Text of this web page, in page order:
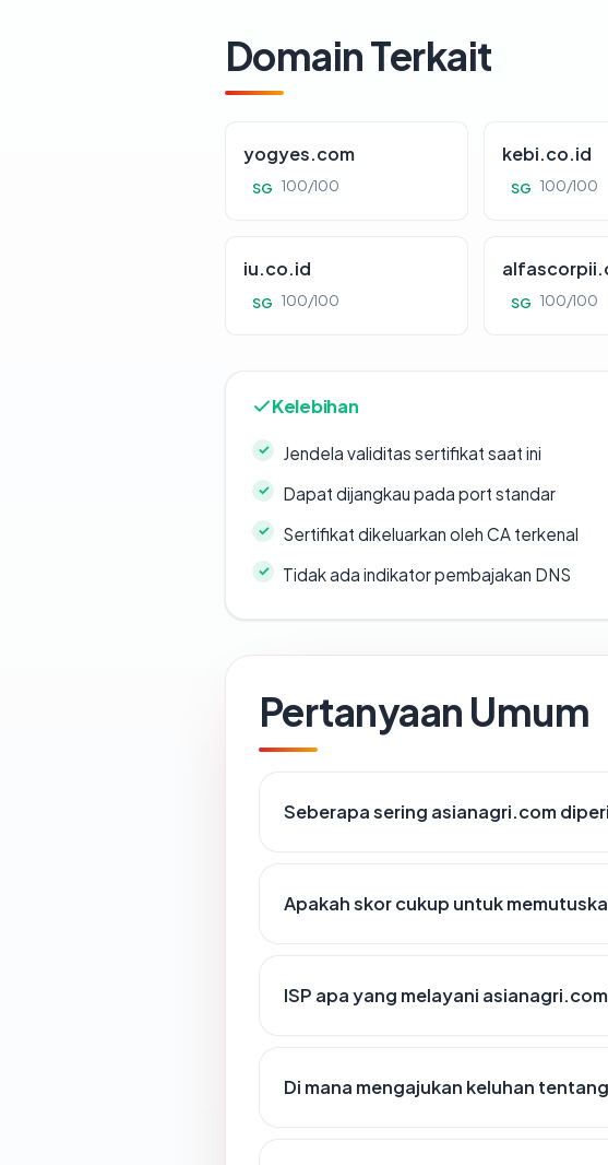
Domain Terkait
yogyes.com
SG 100/100
kebi.co.id
SG 100/100
iu.co.id
SG 100/100 SG 100/100
Kelebihan
Jendela validitas sertifikat saat ini
Dapat dijangkau pada port standar
Sertifikat dikeluarkan oleh CA terkenal
Tidak ada indikator pembajakan DNS
Pertanyaan Umum
Seberapa sering asianagri.com
Apakah skor cukup untuk
ISP apa yang melayani
Di mana mengajukan keluhan